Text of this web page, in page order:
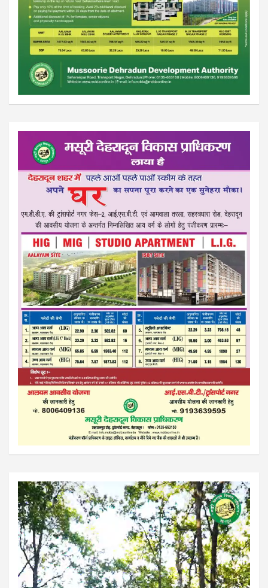
Video
Player